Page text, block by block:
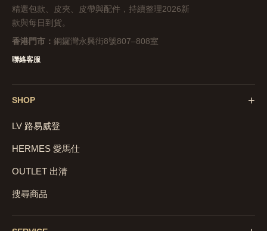
精選包款、皮夾、皮帶與配件，持續整理2026新
款與每日到貨。
香港門市： 銅鑼灣永興街8號807–808室
聯絡客服
SHOP +
LV 路易威登
HERMES 愛馬仕
OUTLET 出清
搜尋商品